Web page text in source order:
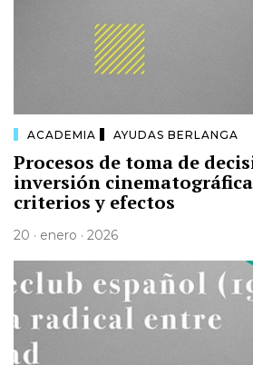
ACADEMIA AYUDAS BERLANGA
Procesos de toma de
inversión
criterios y efectos
20 · enero · 2026